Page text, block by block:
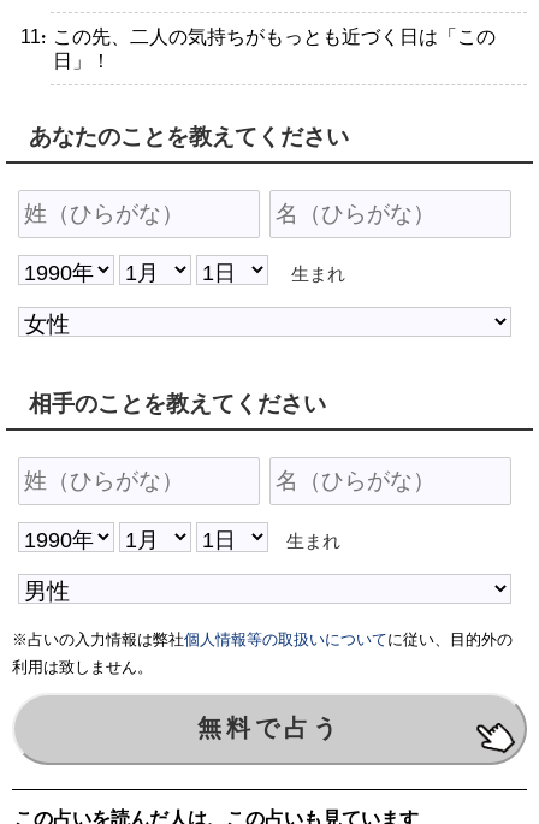
・この先、二人の気持ちがもっとも近づく日は「この
日」！
あなたのことを教えてください
生まれ
相手のことを教えてください
生まれ
※占いの入力情報は弊社個人情報等の取扱いについてに従い、目的外の
利用は致しません。
この占いを読んだ人は、この占いも見ています